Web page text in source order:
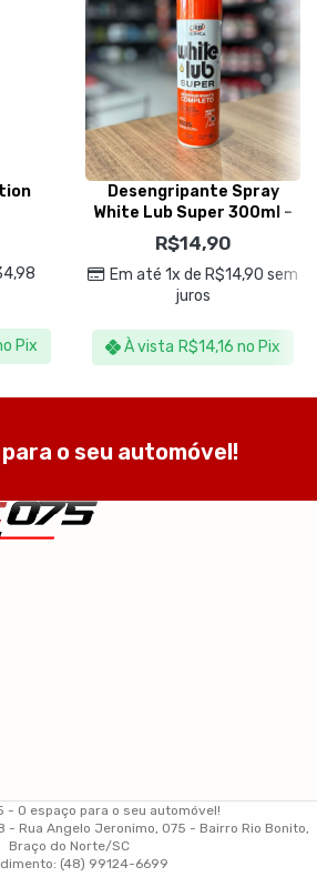
Pix
Desengripante Spray
White Lub Super 300ml –
Orbi Química
R$14,90
Em até 1x de R$14,90 sem
juros
À vista R$14,16 no Pix
o seu automóvel!
- O espaço para o seu automóvel!
- Rua Angelo Jeronimo, 075 - Bairro Rio Bonito,
Braço do Norte/SC
(48) 99124-6699